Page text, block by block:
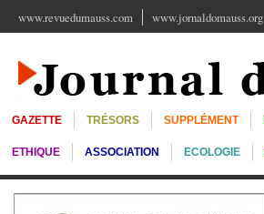
www.revuedumauss.com www.jornaldomauss.org
GAZETTE TRÉSORS SUPPLÉMENT
ETHIQUE ASSOCIATION ECOLOGIE